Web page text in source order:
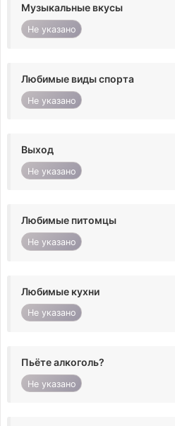
Музыкальные вкусы
Не указано
Любимые виды спорта
Не указано
Выход
Не указано
Любимые питомцы
Не указано
Любимые кухни
Не указано
Пьёте алкоголь?
Не указано